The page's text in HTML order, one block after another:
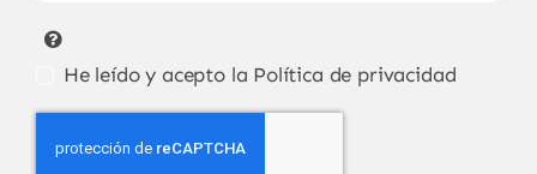
He leído y acepto la Política de privacidad